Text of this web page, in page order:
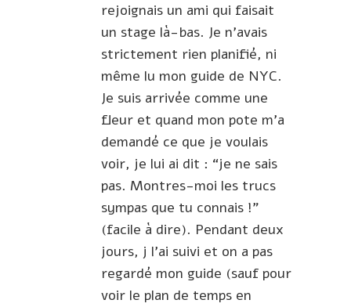
rejoignais un ami qui faisait
un stage là-bas. Je n’avais
strictement rien planifié, ni
même lu mon guide de NYC.
Je suis arrivée comme une
fleur et quand mon pote m’a
demandé ce que je voulais
voir, je lui ai dit : “je ne sais
pas. Montres-moi les trucs
sympas que tu connais !”
(facile à dire). Pendant deux
jours, j l’ai suivi et on a pas
regardé mon guide (sauf pour
voir le plan de temps en